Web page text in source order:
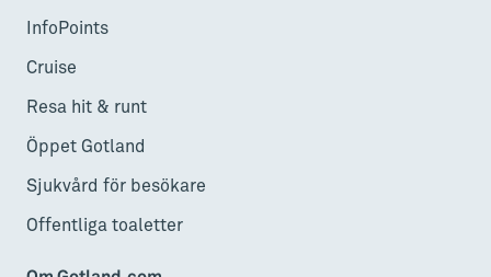
InfoPoints
Cruise
Resa hit & runt
Öppet Gotland
Sjukvård för besökare
Offentliga toaletter